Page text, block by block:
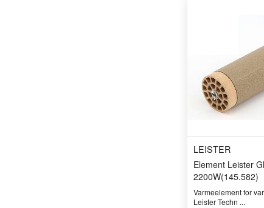
LEISTER
Element Leister
2200W(145.582)
Varmeelement for
Leister Techn ...